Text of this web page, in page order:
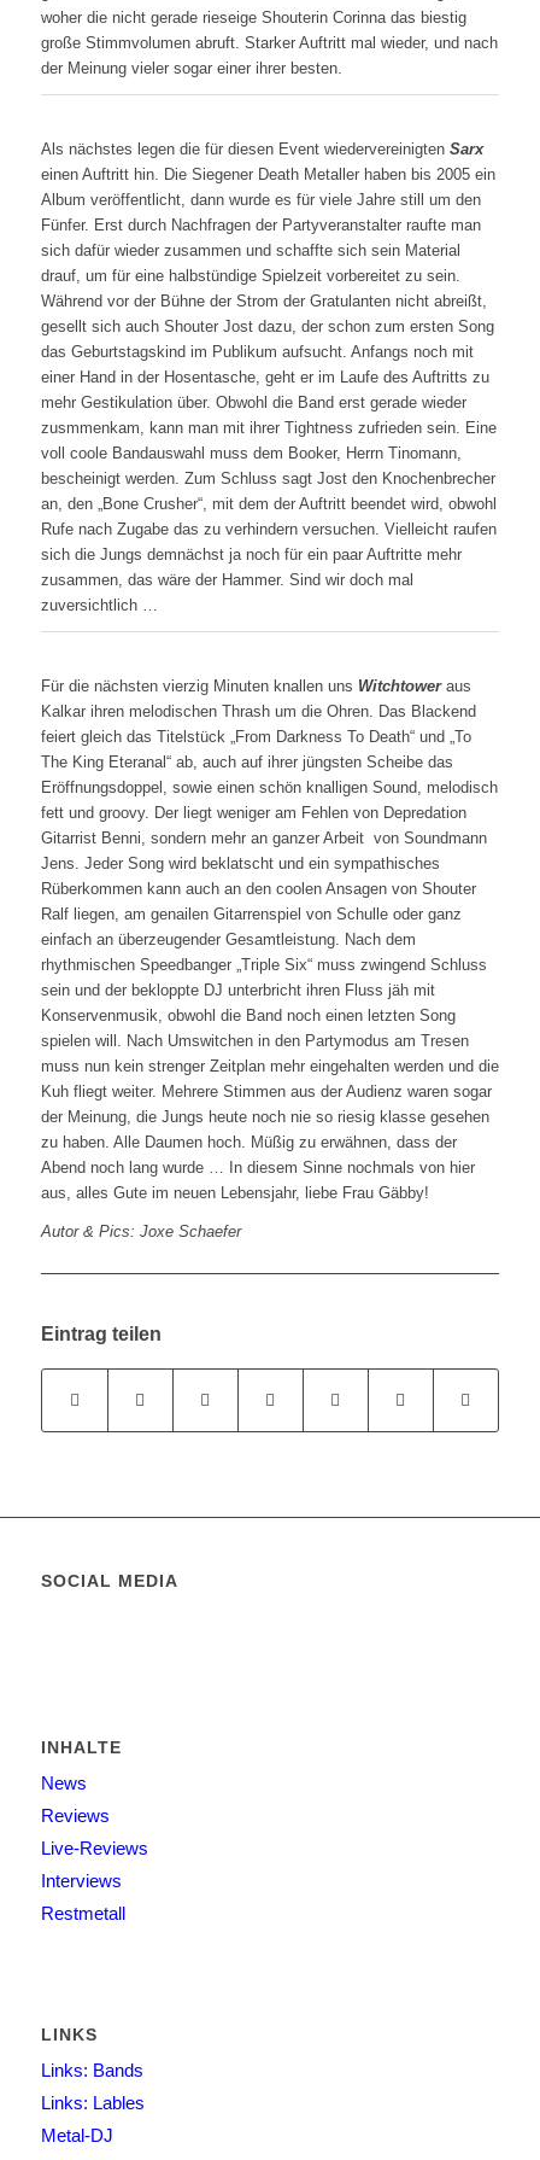
woher die nicht gerade rieseige Shouterin Corinna das biestig
große Stimmvolumen abruft. Starker Auftritt mal wieder, und nach
der Meinung vieler sogar einer ihrer besten.
Als nächstes legen die für diesen Event wiedervereinigten Sarx
einen Auftritt hin. Die Siegener Death Metaller haben bis 2005 ein
Album veröffentlicht, dann wurde es für viele Jahre still um den
Fünfer. Erst durch Nachfragen der Partyveranstalter raufte man
sich dafür wieder zusammen und schaffte sich sein Material
drauf, um für eine halbstündige Spielzeit vorbereitet zu sein.
Während vor der Bühne der Strom der Gratulanten nicht abreißt,
gesellt sich auch Shouter Jost dazu, der schon zum ersten Song
das Geburtstagskind im Publikum aufsucht. Anfangs noch mit
einer Hand in der Hosentasche, geht er im Laufe des Auftritts zu
mehr Gestikulation über. Obwohl die Band erst gerade wieder
zusmmenkam, kann man mit ihrer Tightness zufrieden sein. Eine
voll coole Bandauswahl muss dem Booker, Herrn Tinomann,
bescheinigt werden. Zum Schluss sagt Jost den Knochenbrecher
an, den „Bone Crusher“, mit dem der Auftritt beendet wird, obwohl
Rufe nach Zugabe das zu verhindern versuchen. Vielleicht raufen
sich die Jungs demnächst ja noch für ein paar Auftritte mehr
zusammen, das wäre der Hammer. Sind wir doch mal
zuversichtlich …
Für die nächsten vierzig Minuten knallen uns Witchtoweraus
Kalkar ihren melodischen Thrash um die Ohren. Das Blackend
feiert gleich das Titelstück „From Darkness To Death“ und „To
The King Eteranal“ ab, auch auf ihrer jüngsten Scheibe das
Eröffnungsdoppel, sowie einen schön knalligen Sound, melodisch
fett und groovy. Der liegt weniger am Fehlen von Depredation
Gitarrist Benni, sondern mehr an ganzer Arbeit von Soundmann
Jens. Jeder Song wird beklatscht und ein sympathisches
Rüberkommen kann auch an den coolen Ansagen von Shouter
Ralf liegen, am genailen Gitarrenspiel von Schulle oder ganz
einfach an überzeugender Gesamtleistung. Nach dem
rhythmischen Speedbanger „Triple Six“ muss zwingend Schluss
sein und der bekloppte DJ unterbricht ihren Fluss jäh mit
Konservenmusik, obwohl die Band noch einen letzten Song
spielen will. Nach Umswitchen in den Partymodus am Tresen
muss nun kein strenger Zeitplan mehr eingehalten werden und die
Kuh fliegt weiter. Mehrere Stimmen aus der Audienz waren sogar
der Meinung, die Jungs heute noch nie so riesig klasse gesehen
zu haben. Alle Daumen hoch. Müßig zu erwähnen, dass der
Abend noch lang wurde … In diesem Sinne nochmals von hier
aus, alles Gute im neuen Lebensjahr, liebe Frau Gäbby!
Autor & Pics: Joxe Schaefer
Eintrag teilen
SOCIAL MEDIA
INHALTE
News
Reviews
Live-Reviews
Interviews
Restmetall
LINKS
Links: Bands
Links: Lables
Metal-DJ